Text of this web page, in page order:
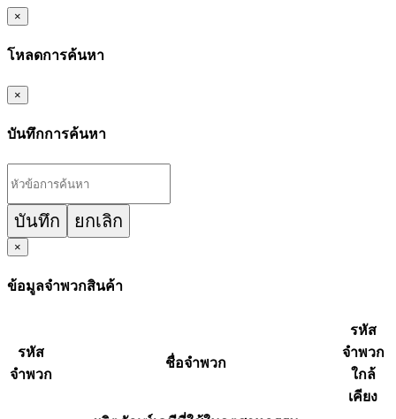
×
โหลดการค้นหา
×
บันทึกการค้นหา
บันทึก ยกเลิก
×
ข้อมูลจำพวกสินค้า
รหัส
จำพวก
ชื่อจำพวก
รหัส
จำพวก
ใกล้
เคียง